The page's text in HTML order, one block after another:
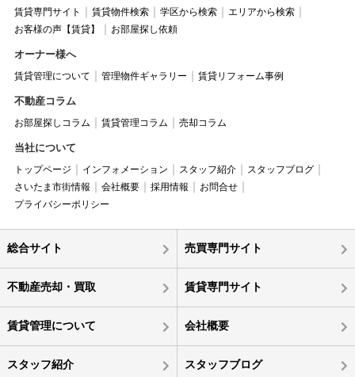
賃貸専門サイト 賃貸物件検索 学区から検索
エリアから検索
お客様の声【賃貸】
お部屋探し依頼
オーナー様へ
賃貸管理について 管理物件ギャラリー 賃貸リフォーム事例
不動産コラム
お部屋探しコラム 賃貸管理コラム 売却コラム
当社について
トップページ インフォメーション スタッフ紹介
スタッフブログ
さいたま市街情報
会社概要 採用情報
お問合せ
プライバシーポリシー
総合サイト 売買専門サイト
不動産売却・買取 賃貸専門サイト
賃貸管理について 会社概要
スタッフ紹介 スタッフブログ